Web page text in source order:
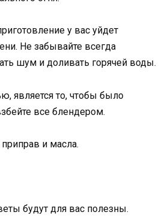
у вас уйдет
Не забывайте всегда
шум и доливать горячей воды.
является то, чтобы было
все блендером.
и масла.
будут для вас полезны.